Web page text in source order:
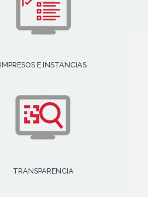
IMPRESOS E INSTANCIAS
TRANSPARENCIA